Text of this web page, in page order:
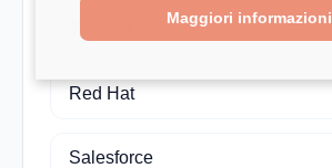
Maggiori informazioni
Red Hat
Salesforce